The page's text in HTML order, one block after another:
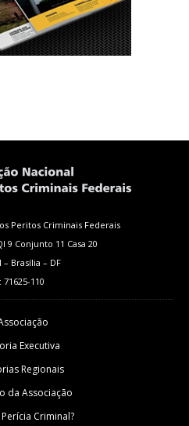
Peritos Criminais Federais
9 Conjunto 11 Casa 20
– Brasília – DF
71625-110
Executiva
Regionais
da Associação
Criminal?